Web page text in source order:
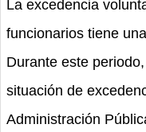
La excedencia
funcionarios tiene
Durante este
situación de
Administración